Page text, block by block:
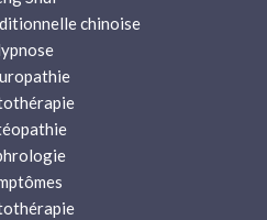
chinoise